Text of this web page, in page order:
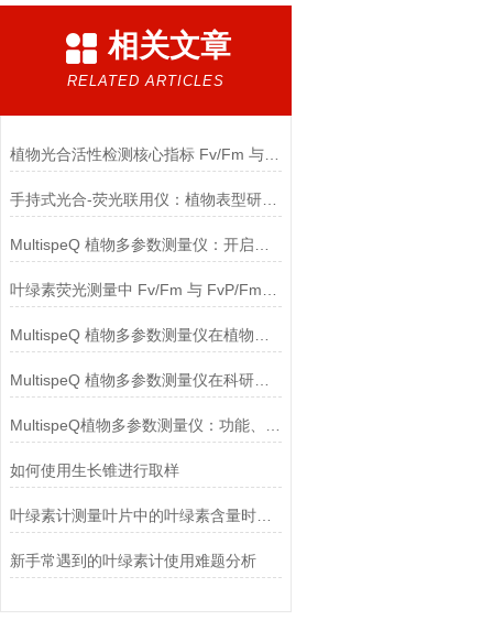
相关文章
RELATED ARTICLES
植物光合活性检测核心指标 Fv/Fm 与 Fv′/Fm′对比分析
手持式光合-荧光联用仪：植物表型研究的新工具
MultispeQ 植物多参数测量仪在科研中的重要作用
如何使用生长锥进行取样
叶绿素计测量叶片中的叶绿素含量时需要注意哪些因素？
新手常遇到的叶绿素计使用难题分析